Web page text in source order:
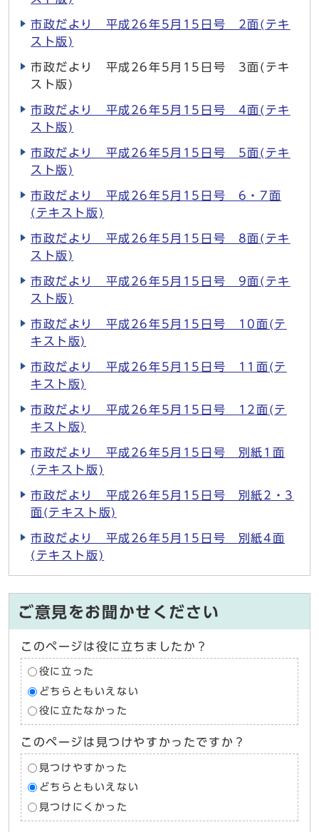
市政だより 平成26年5月15日号 2面(テキ
スト版)
市政だより 平成26年5月15日号 3面(テキ
スト版)
市政だより 平成26年5月15日号 4面(テキ
スト版)
市政だより 平成26年5月15日号 5面(テキ
スト版)
市政だより 平成26年5月15日号 6・7面
(テキスト版)
市政だより 平成26年5月15日号 8面(テキ
スト版)
市政だより 平成26年5月15日号 9面(テキ
スト版)
市政だより 平成26年5月15日号 10面(テ
キスト版)
市政だより 平成26年5月15日号 11面(テ
キスト版)
市政だより 平成26年5月15日号 12面(テ
キスト版)
市政だより 平成26年5月15日号 別紙1面
(テキスト版)
市政だより 平成26年5月15日号 別紙2・3
面(テキスト版)
市政だより 平成26年5月15日号 別紙4面
(テキスト版)
ご意見をお聞かせください
このページは役に立ちましたか？
役に立った
どちらともいえない
役に立たなかった
このページは見つけやすかったですか？
見つけやすかった
どちらともいえない
見つけにくかった